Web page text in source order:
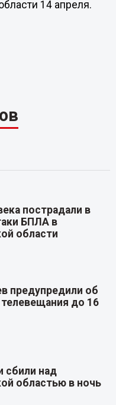
14 апреля.
пострадали в
БПЛА в
области
предупредили об
до 16
сбили над
областью в ночь